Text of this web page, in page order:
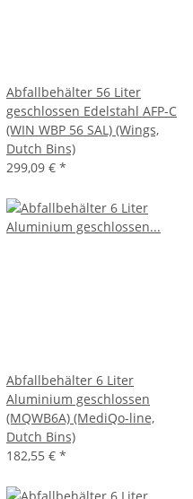
Abfallbehälter 56 Liter
geschlossen Edelstahl AFP-C
(WIN WBP 56 SAL) (Wings,
Dutch Bins)
299,09 € *
Abfallbehälter 6 Liter
Aluminium geschlossen
(MQWB6A) (MediQo-line,
Dutch Bins)
182,55 € *